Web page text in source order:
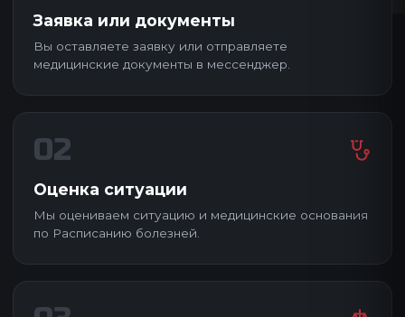
Заявка или документы
Вы оставляете заявку или отправляете
медицинские документы в мессенджер.
02
Оценка ситуации
Мы оцениваем ситуацию и медицинские основания
по Расписанию болезней.